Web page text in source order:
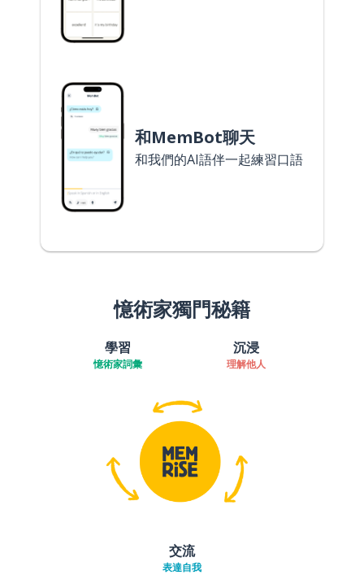
和MemBot聊天
和我們的AI語伴一起練習口語
憶術家獨門秘籍
學習
憶術家詞彙
沉浸
理解他人
交流
表達自我